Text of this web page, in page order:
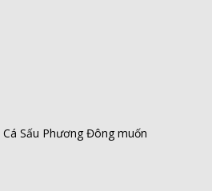
Sấu Phương Đông muốn